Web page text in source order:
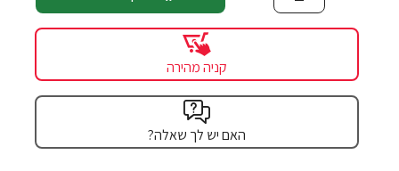
קניה מהירה
האם יש לך שאלה?